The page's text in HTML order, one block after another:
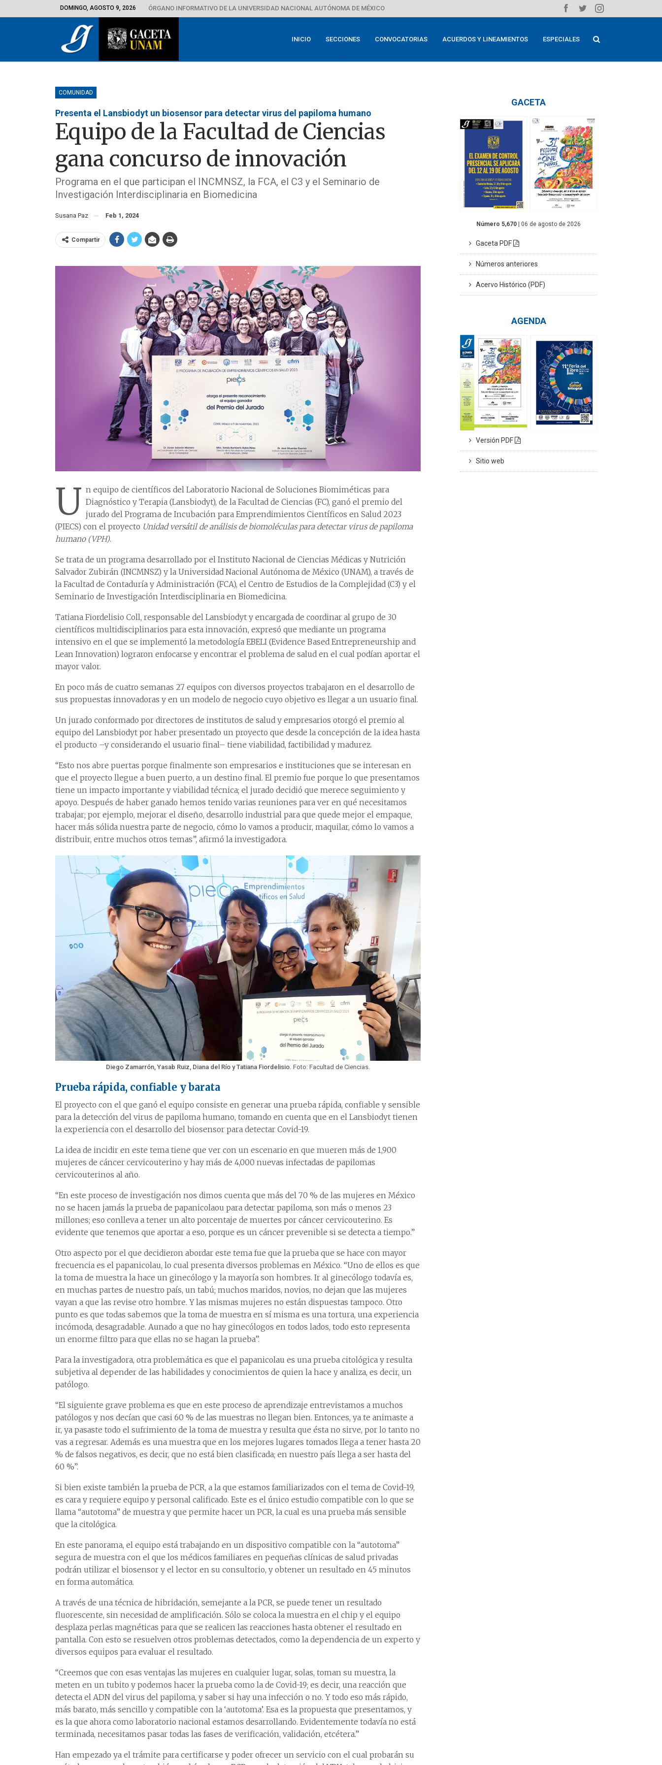
DOMINGO, AGOSTO 9, 2026 ÓRGANO INFORMATIVO DE LA UNIVERSIDAD NACIONAL AUTÓNOMA DE MÉXICO
INICIO SECCIONES CONVOCATORIAS ACUERDOS Y LINEAMIENTOS ESPECIALES
COMUNIDAD
Presenta el Lansbiodyt un biosensor para detectar virus del papiloma humano
Equipo de la Facultad de Ciencias
gana concurso de innovación
Programa en el que participan el INCMNSZ, la FCA, el C3 y el Seminario de
Investigación Interdisciplinaria en Biomedicina
Susana Paz Feb 1, 2024
Compartir
U n equipo de científicos del Laboratorio Nacional de Soluciones Biomiméticas para
Diagnóstico y Terapia (Lansbiodyt), de la Facultad de Ciencias (FC), ganó el premio del
jurado del Programa de Incubación para Emprendimientos Científicos en Salud 2023
(PIECS) con el proyecto Unidad versátil de análisis de biomoléculas para detectar virus de papiloma
humano (VPH).
Se trata de un programa desarrollado por el Instituto Nacional de Ciencias Médicas y Nutrición
Salvador Zubirán (INCMNSZ) y la Universidad Nacional Autónoma de México (UNAM), a través de
la Facultad de Contaduría y Administración (FCA), el Centro de Estudios de la Complejidad (C3) y el
Seminario de Investigación Interdisciplinaria en Biomedicina.
Tatiana Fiordelisio Coll, responsable del Lansbiodyt y encargada de coordinar al grupo de 30
científicos multidisciplinarios para esta innovación, expresó que mediante un programa
intensivo en el que se implementó la metodología EBELI (Evidence Based Entrepreneurship and
Lean Innovation) lograron enfocarse y encontrar el problema de salud en el cual podían aportar el
mayor valor.
En poco más de cuatro semanas 27 equipos con diversos proyectos trabajaron en el desarrollo de
sus propuestas innovadoras y en un modelo de negocio cuyo objetivo es llegar a un usuario final.
Un jurado conformado por directores de institutos de salud y empresarios otorgó el premio al
equipo del Lansbiodyt por haber presentado un proyecto que desde la concepción de la idea hasta
el producto –y considerando el usuario final– tiene viabilidad, factibilidad y madurez.
“Esto nos abre puertas porque finalmente son empresarios e instituciones que se interesan en
que el proyecto llegue a buen puerto, a un destino final. El premio fue porque lo que presentamos
tiene un impacto importante y viabilidad técnica; el jurado decidió que merece seguimiento y
apoyo. Después de haber ganado hemos tenido varias reuniones para ver en qué necesitamos
trabajar; por ejemplo, mejorar el diseño, desarrollo industrial para que quede mejor el empaque,
hacer más sólida nuestra parte de negocio, cómo lo vamos a producir, maquilar, cómo lo vamos a
distribuir, entre muchos otros temas”, afirmó la investigadora.
Diego Zamarrón, Yasab Ruiz, Diana del Río y Tatiana Fiordelisio.Foto: Facultad de Ciencias.
Prueba rápida, confiable y barata
El proyecto con el que ganó el equipo consiste en generar una prueba rápida, confiable y sensible
para la detección del virus de papiloma humano, tomando en cuenta que en el Lansbiodyt tienen
la experiencia con el desarrollo del biosensor para detectar Covid-19.
La idea de incidir en este tema tiene que ver con un escenario en que mueren más de 1,900
mujeres de cáncer cervicouterino y hay más de 4,000 nuevas infectadas de papilomas
cervicouterinos al año.
“En este proceso de investigación nos dimos cuenta que más del 70 % de las mujeres en México
no se hacen jamás la prueba de papanicolaou para detectar papiloma, son más o menos 23
millones; eso conlleva a tener un alto porcentaje de muertes por cáncer cervicouterino. Es
evidente que tenemos que aportar a eso, porque es un cáncer prevenible si se detecta a tiempo.”
Otro aspecto por el que decidieron abordar este tema fue que la prueba que se hace con mayor
frecuencia es el papanicolau, lo cual presenta diversos problemas en México. “Uno de ellos es que
la toma de muestra la hace un ginecólogo y la mayoría son hombres. Ir al ginecólogo todavía es,
en muchas partes de nuestro país, un tabú; muchos maridos, novios, no dejan que las mujeres
vayan a que las revise otro hombre. Y las mismas mujeres no están dispuestas tampoco. Otro
punto es que todas sabemos que la toma de muestra en sí misma es una tortura, una experiencia
incómoda, desagradable. Aunado a que no hay ginecólogos en todos lados, todo esto representa
un enorme filtro para que ellas no se hagan la prueba”.
Para la investigadora, otra problemática es que el papanicolau es una prueba citológica y resulta
subjetiva al depender de las habilidades y conocimientos de quien la hace y analiza, es decir, un
patólogo.
“El siguiente grave problema es que en este proceso de aprendizaje entrevistamos a muchos
patólogos y nos decían que casi 60 % de las muestras no llegan bien. Entonces, ya te animaste a
ir, ya pasaste todo el sufrimiento de la toma de muestra y resulta que ésta no sirve, por lo tanto no
vas a regresar. Además es una muestra que en los mejores lugares tomados llega a tener hasta 20
% de falsos negativos, es decir, que no está bien clasificada; en nuestro país llega a ser hasta del
60 %”.
Si bien existe también la prueba de PCR, a la que estamos familiarizados con el tema de Covid-19,
es cara y requiere equipo y personal calificado. Este es el único estudio compatible con lo que se
llama “autotoma” de muestra y que permite hacer un PCR, la cual es una prueba más sensible
que la citológica.
En este panorama, el equipo está trabajando en un dispositivo compatible con la “autotoma”
segura de muestra con el que los médicos familiares en pequeñas clínicas de salud privadas
podrán utilizar el biosensor y el lector en su consultorio, y obtener un resultado en 45 minutos
en forma automática.
A través de una técnica de hibridación, semejante a la PCR, se puede tener un resultado
fluorescente, sin necesidad de amplificación. Sólo se coloca la muestra en el chip y el equipo
desplaza perlas magnéticas para que se realicen las reacciones hasta obtener el resultado en
pantalla. Con esto se resuelven otros problemas detectados, como la dependencia de un experto y
diversos equipos para evaluar el resultado.
“Creemos que con esas ventajas las mujeres en cualquier lugar, solas, toman su muestra, la
meten en un tubito y podemos hacer la prueba como la de Covid-19; es decir, una reacción que
detecta el ADN del virus del papiloma, y saber si hay una infección o no. Y todo eso más rápido,
más barato, más sencillo y compatible con la ‘autotoma’. Esa es la propuesta que presentamos, y
es la que ahora como laboratorio nacional estamos desarrollando. Evidentemente todavía no está
terminada, necesitamos pasar todas las fases de verificación, validación, etcétera.”
Han empezado ya el trámite para certificarse y poder ofrecer un servicio con el cual probarán su
GACETA
Número 5,670 | 06 de agosto de 2026
Gaceta PDF
Números anteriores
Acervo Histórico (PDF)
AGENDA
Versión PDF
Sitio web